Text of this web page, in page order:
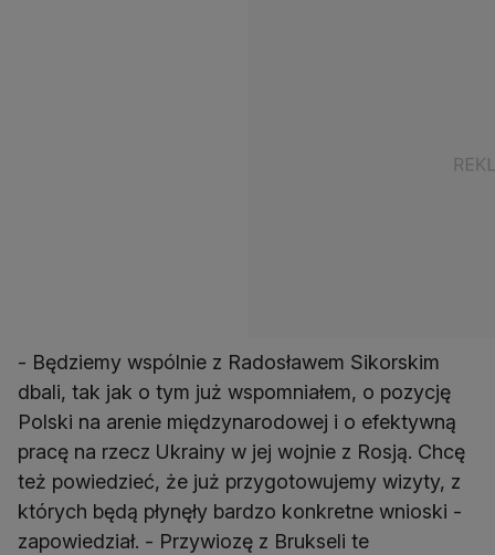
- Będziemy wspólnie z Radosławem Sikorskim
dbali, tak jak o tym już wspomniałem, o pozycję
Polski na arenie międzynarodowej i o efektywną
pracę na rzecz Ukrainy w jej wojnie z Rosją. Chcę
też powiedzieć, że już przygotowujemy wizyty, z
których będą płynęły bardzo konkretne wnioski -
zapowiedział. - Przywiozę z Brukseli te